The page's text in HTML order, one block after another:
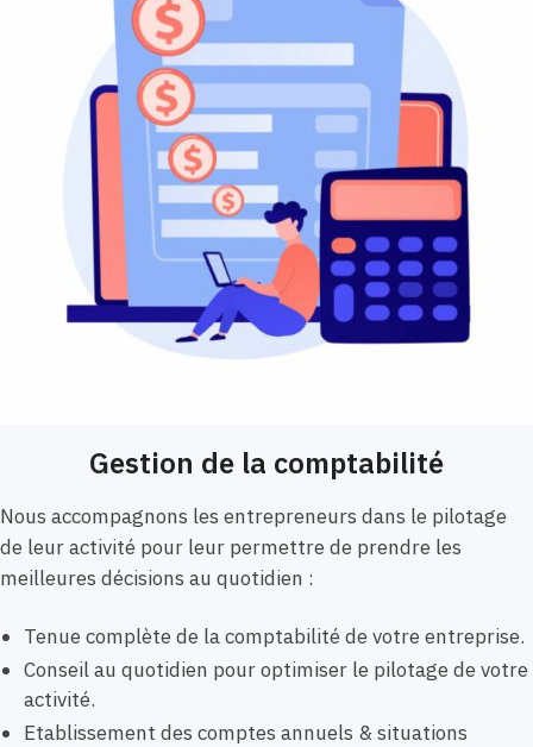
Gestion de la comptabilité
Nous accompagnons les entrepreneurs dans le pilotage
de leur activité pour leur permettre de prendre les
meilleures décisions au quotidien :
Tenue complète de la comptabilité de votre entreprise.
Conseil au quotidien pour optimiser le pilotage de votre
activité.
Etablissement des comptes annuels & situations